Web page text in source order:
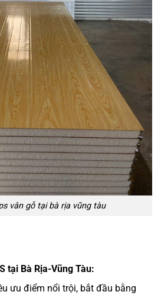
vân gỗ tại bà rịa vũng tàu
tại Bà Rịa-Vũng Tàu:
ưu điểm nổi trội, bắt đầu bằng